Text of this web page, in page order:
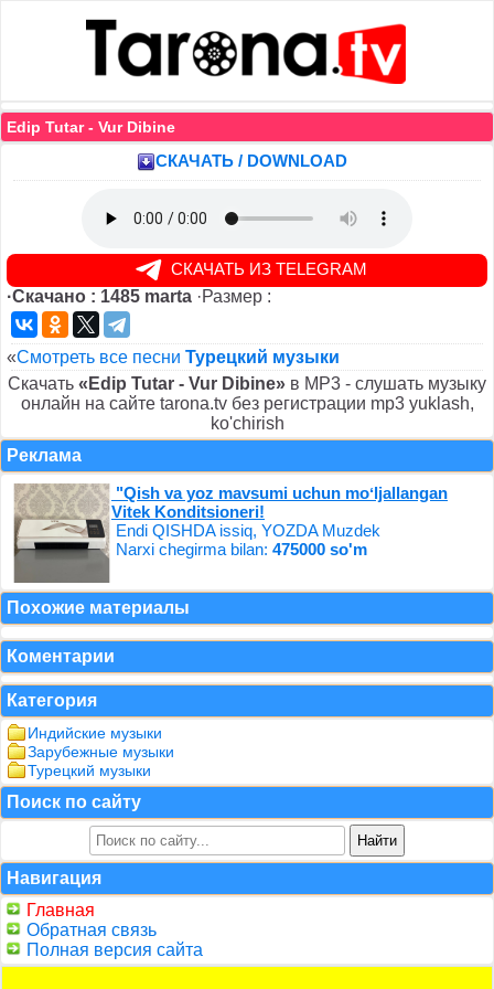
Edip Tutar - Vur Dibine
СКАЧАТЬ / DOWNLOAD
СКАЧАТЬ ИЗ TELEGRAM
·Скачано : 1485 marta ·Размер :
«Смотреть все песни Турецкий музыки
Скачать «Edip Tutar - Vur Dibine» в MP3 - слушать музыку
онлайн на сайте tarona.tv без регистрации mp3 yuklash,
ko'chirish
Реклама
"Qish va yoz mavsumi uchun moʻljallangan
Vitek Konditsioneri!
Endi QISHDA issiq, YOZDA Muzdek
Narxi chegirma bilan: 475000 so'm
Похожие материалы
Коментарии
Категория
Индийские музыки
Зарубежные музыки
Турецкий музыки
Поиск по сайту
Навигация
Главная
Обратная связь
Полная версия сайта